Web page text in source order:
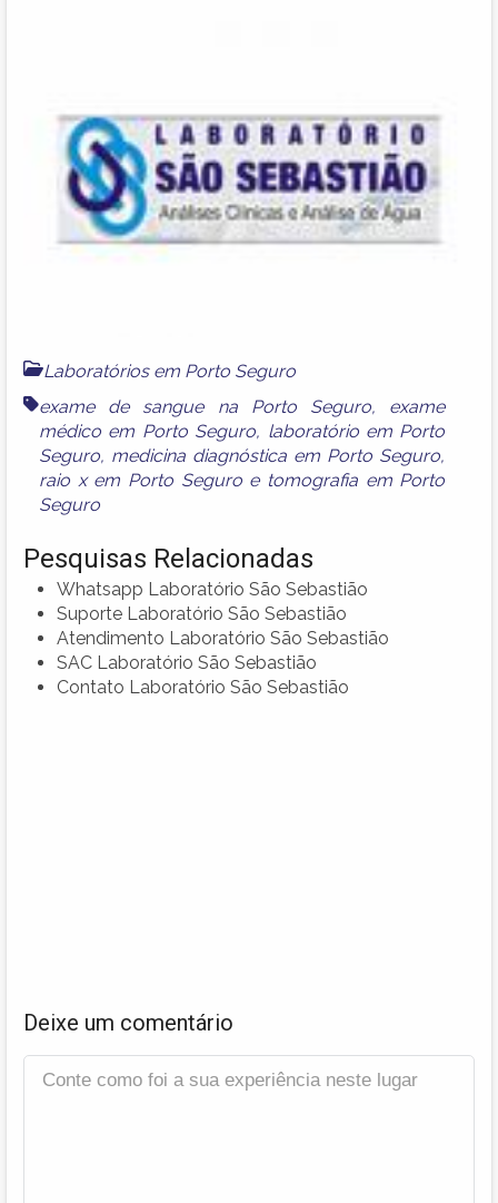
Laboratórios em Porto Seguro
exame de sangue na Porto Seguro, exame
médico em Porto Seguro, laboratório em Porto
Seguro, medicina diagnóstica em Porto Seguro,
raio x em Porto Seguroe tomografia em Porto
Seguro
Pesquisas Relacionadas
Whatsapp Laboratório São Sebastião
Suporte Laboratório São Sebastião
Atendimento Laboratório São Sebastião
SAC Laboratório São Sebastião
Contato Laboratório São Sebastião
Deixe um comentário